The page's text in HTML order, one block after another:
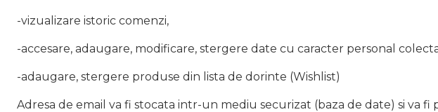
-vizualizare istoric comenzi,
-accesare, adaugare, modificare, stergere date cu caracter personal
-adaugare, stergere produse din lista de dorinte (Wishlist)
Adresa de email va fi stocata intr-un mediu securizat (baza de date) si va